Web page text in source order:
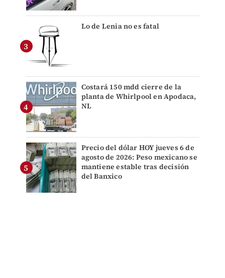
Lo de Lenia no es fatal
Costará 150 mdd cierre de la
planta de Whirlpool en Apodaca,
NL
Precio del dólar HOY jueves 6 de
agosto de 2026: Peso mexicano se
mantiene estable tras decisión
del Banxico